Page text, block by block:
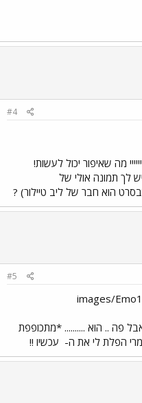
#4
מה שאיפור יכול לעשות!
לך תמונה אולי של
הוא חבר של ליב טיילור) ?
#5
פה .. הוא .......... *מתכופפת
הפלת לי את ה- עכשיו !!